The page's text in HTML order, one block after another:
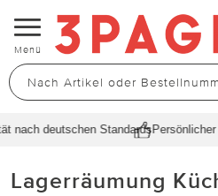
Navigation
umschalten
Menü
deutschen StandardsPersönlicher
Lagerräumung